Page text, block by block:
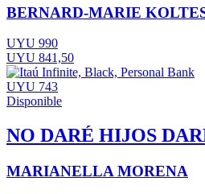
BERNARD-MARIE
UYU 990
UYU 841,50
UYU 743
Disponible
NO DARÉ HIJOS
MARIANELLA MORENA